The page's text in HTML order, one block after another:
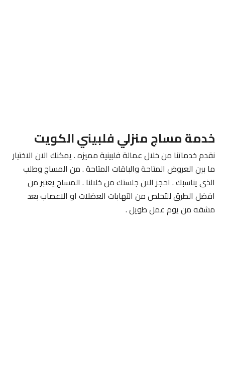
خدمة مساج منزلي فلبيني الكويت
نقدم خدماتنا من خلال عمالة فلبينية مميزه . يمكنك الان الاختيار
ما بين العروض المتاحة والباقات المتاحة . من المساج وطلب
الذى يناسبك . احجز الان جلستك من خلالنا . المساج يعتبر من
افضل الطرق للتخلص من التهابات العضلات او الاعصاب بعد
مشقه من يوم عمل طويل .